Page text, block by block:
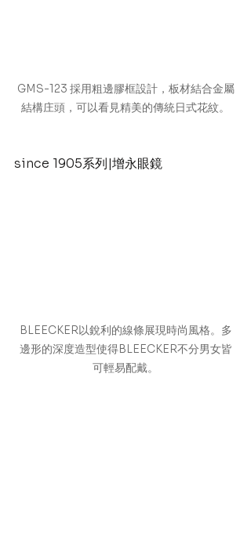
GMS-123 採用粗邊膠框設計，板材結合金屬
結構庄頭，可以看見精美的傳統日式花紋。
since 1905系列|增永眼鏡
BLEECKER以銳利的線條展現時尚風格。多
邊形的深度造型使得BLEECKER不分男女皆
可輕易配戴。